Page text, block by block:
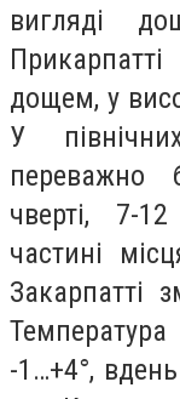
вигляді
дощем, у
У
переважно
чверті, 7-
частині
Закарпатті
-1…+4°,